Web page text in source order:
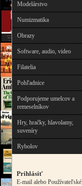
Modelárstvo
Numizmatika
Obrazy
Software, audio, video
Filatelia
Pohľadnice
Podporujeme umelcov a
remeselníkov
Hry, hračky, hlavolamy,
suveníry
Rybolov
Prihlásiť
E-mail alebo Používateľské